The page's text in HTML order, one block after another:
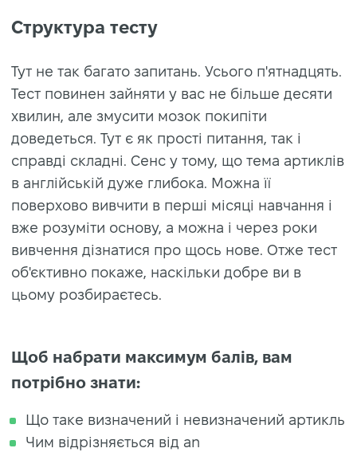
Структура тесту
Тут не так багато запитань. Усього п'ятнадцять.
Тест повинен зайняти у вас не більше десяти
хвилин, але змусити мозок покипіти
доведеться. Тут є як прості питання, так і
справді складні. Сенс у тому, що тема артиклів
в англійській дуже глибока. Можна її
поверхово вивчити в перші місяці навчання і
вже розуміти основу, а можна і через роки
вивчення дізнатися про щось нове. Отже тест
об'єктивно покаже, наскільки добре ви в
цьому розбираєтесь.
Щоб набрати максимум балів, вам
потрібно знати:
Що таке визначений і невизначений артикль
Чим відрізняється від an